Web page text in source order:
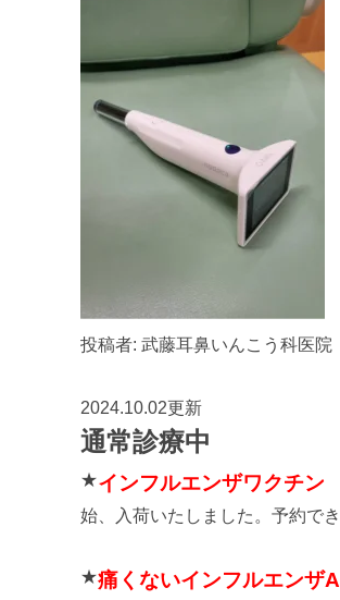
投稿者: 武藤耳鼻いんこう科医院
2024.10.02更新
通常診療中
★インフルエンザワクチン
始、入荷いたしました。予約でき
★痛くないインフルエンザ